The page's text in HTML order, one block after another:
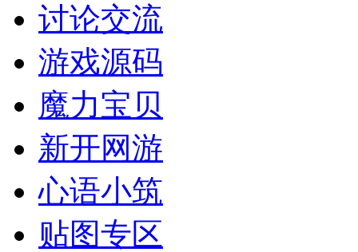
讨论交流
游戏源码
魔力宝贝
新开网游
心语小筑
贴图专区